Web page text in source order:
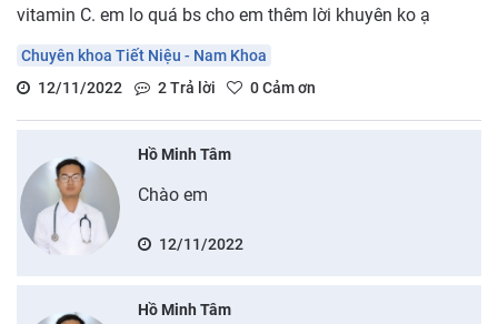
vitamin C. em lo quá bs cho em thêm lời khuyên ko ạ
Chuyên khoa Tiết Niệu - Nam Khoa
12/11/2022
2Trả lời 0Cảm ơn
Hồ Minh Tâm
Chào em
12/11/2022
Hồ Minh Tâm